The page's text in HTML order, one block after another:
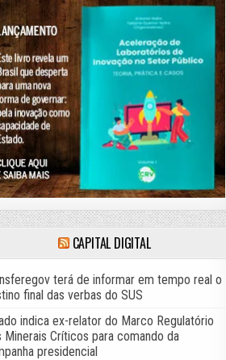
CAPITAL DIGITAL
terá de informar em tempo real o
final das verbas do SUS
indica ex-relator do Marco Regulatório
Minerais Críticos para comando da
presidencial